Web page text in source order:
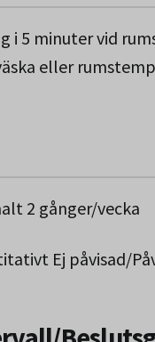
i 5 minuter vid
eller
2 gånger/vecka
Ej påvisad/